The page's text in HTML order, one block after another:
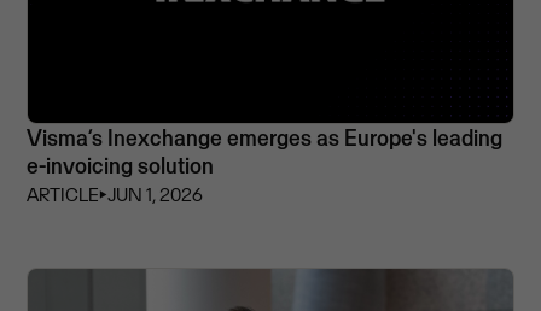
Visma’s Inexchange emerges as Europe's leading
e-invoicing solution
ARTICLE⏵JUN 1, 2026